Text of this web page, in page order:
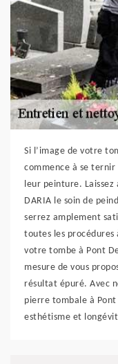
Si l’image de votre
commence à se ternir
leur peinture.
DARIA le soin de
serrez amplement
toutes les
votre tombe à Pont
mesure de vous
résultat épuré. Avec
pierre tombale à
esthétisme et